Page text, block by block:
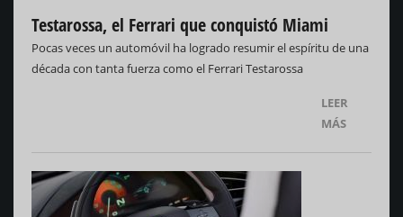
Testarossa, el Ferrari que conquistó Miami
Pocas veces un automóvil ha logrado resumir el espíritu de una
década con tanta fuerza como el Ferrari Testarossa
LEER
MÁS